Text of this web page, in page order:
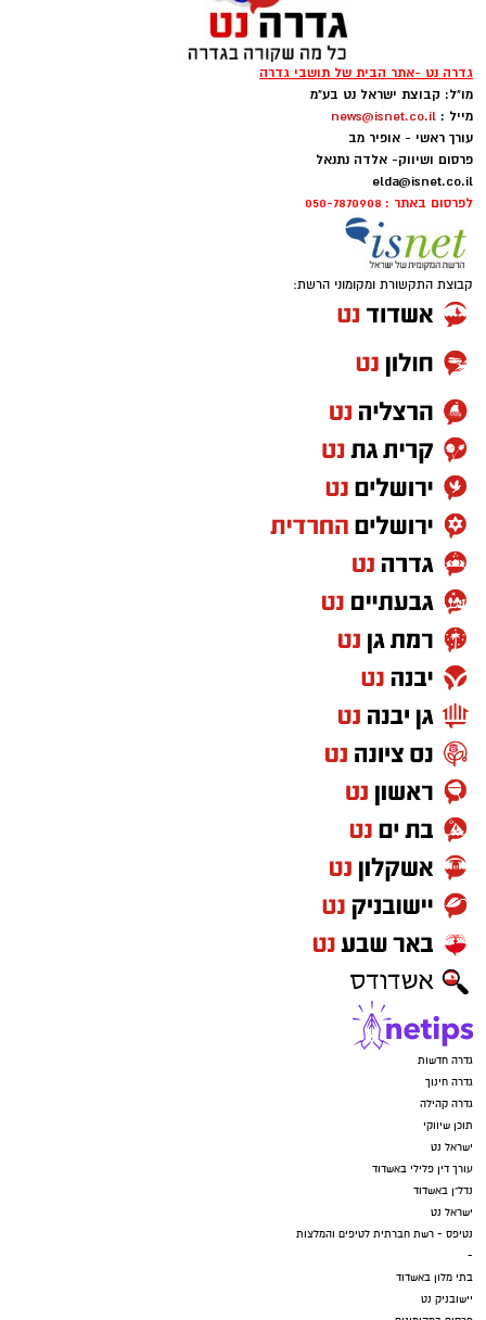
גדרה נט -אתר הבית של תושבי גדרה
מו"ל: קבוצת ישראל נט בע"מ
מייל : news@isnet.co.il
עורך ראשי - אופיר מב
פרסום ושיווק- אלדה נתנאל
elda@isnet.co.il
לפרסום באתר : 050-7870908
קבוצת התקשורת ומקומוני הרשת:
גדרה חדשות
גדרה חינוך
גדרה קהילה
תוכן שיווקי
ישראל נט
עורך דין פלילי באשדוד
נדל"ן באשדוד
ישראל נט
נטיפס - רשת חברתית לטיפים והמלצות
-
בתי מלון באשדוד
יישובניק נט